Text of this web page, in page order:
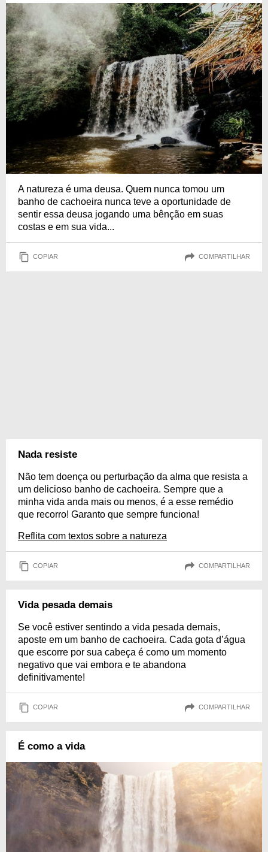
A natureza é uma deusa. Quem nunca tomou um
banho de cachoeira nunca teve a oportunidade de
sentir essa deusa jogando uma bênção em suas
costas e em sua vida...
COPIAR COMPARTILHAR
Nada resiste
Não tem doença ou perturbação da alma que resista a
um delicioso banho de cachoeira. Sempre que a
minha vida anda mais ou menos, é a esse remédio
que recorro! Garanto que sempre funciona!
Reflita com textos sobre a natureza
COPIAR COMPARTILHAR
Vida pesada demais
Se você estiver sentindo a vida pesada demais,
aposte em um banho de cachoeira. Cada gota d’água
que escorre por sua cabeça é como um momento
negativo que vai embora e te abandona
definitivamente!
COPIAR COMPARTILHAR
É como a vida